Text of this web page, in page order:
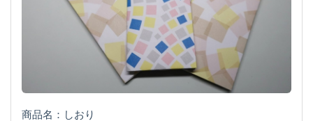
商品名：しおり